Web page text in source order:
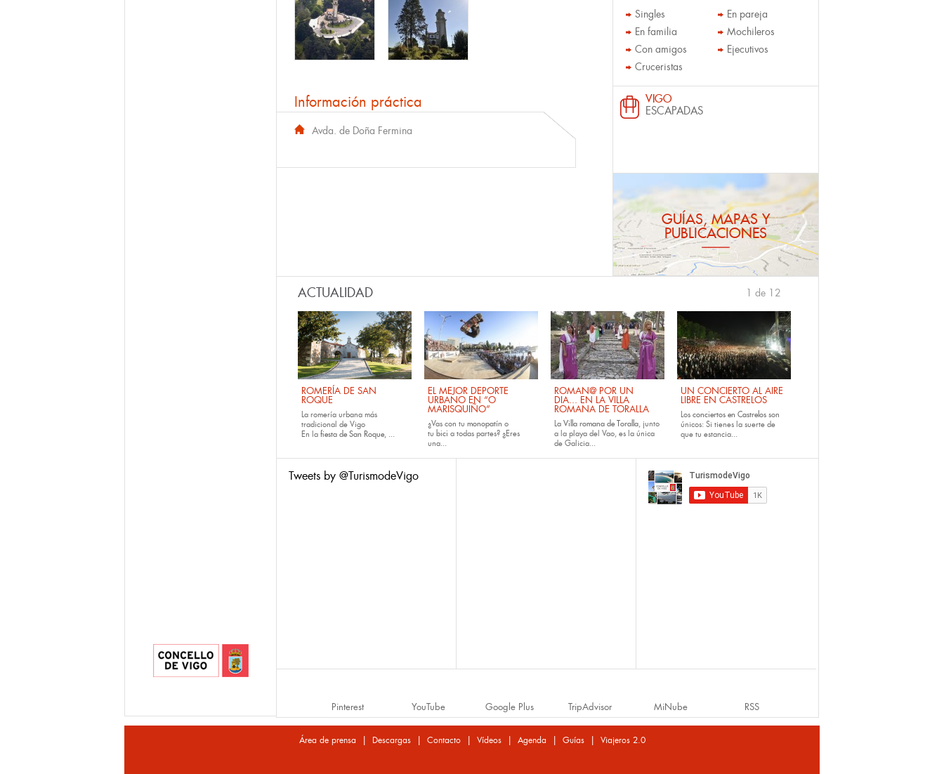
Información práctica
Avda. de Doña Fermina
Singles
En pareja
En familia
Mochileros
Con amigos
Ejecutivos
Cruceristas
VIGO
ESCAPADAS
GUÍAS, MAPAS Y
PUBLICACIONES
ACTUALIDAD
ROMERÍA DE SAN
ROQUE
La romería urbana más
tradicional de Vigo
En la fiesta de San Roque, ...
EL MEJOR DEPORTE
URBANO EN “O
MARISQUIÑO”
¿Vas con tu monopatín o
tu bici a todas partes? ¿Eres
una...
ROMAN@ POR UN
DIA... EN LA VILLA
ROMANA DE TORALLA
La Villa romana de Toralla, junto
a la playa del Vao, es la única
de Galicia...
UN CONCIERTO AL AIRE
LIBRE EN CASTRELOS
Los conciertos en Castrelos son
únicos: Si tienes la suerte de
que tu estancia...
1 de 12
Tweets by @TurismodeVigo
Pinterest YouTube Google Plus TripAdvisor MiNube RSS
Área de prensa | Descargas| Contacto| Vídeos| Agenda | Guías| Viajeros 2.0